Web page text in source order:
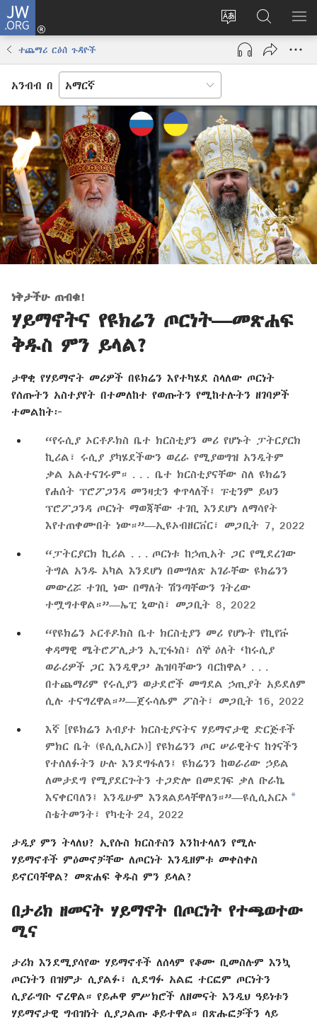
JW.ORG
የድረ
ገጹን
ቋንቋ
ግባ
(አዲስ
ዊንዶው
JW.ORG
ላይ
መፈለጊያ
ተጨማሪ ርዕሰ ጉዳዮች
አንብብ በ
ነቅታችሁ ጠብቁ!
ሃይማኖትና የዩክሬን ጦርነት—መጽሐፍ
ቅዱስ ምን ይላል?
ታዋቂ የሃይማኖት መሪዎች በዩክሬን እየተካሄደ ስላለው ጦርነት
የሰጡትን አስተያየት በተመለከተ የወጡትን የሚከተሉትን ዘገባዎች
ተመልከት፦
“የሩሲያ ኦርቶዶክስ ቤተ ክርስቲያን መሪ የሆኑት ፓትርያርክ
ኪሪል፣ ሩሲያ ያካሄደችውን ወረራ የሚያወግዝ አንዲትም
ቃል አልተናገሩም። . . . ቤተ ክርስቲያናቸው ስለ ዩክሬን
የሐሰት ፕሮፖጋንዳ መንዛቷን ቀጥላለች፤ ፑቲንም ይህን
ፕሮፖጋንዳ ጦርነት ማወጃቸው ተገቢ እንደሆነ ለማሳየት
እየተጠቀሙበት ነው።”—ኢዩኦብዘርቨር፣ መጋቢት 7, 2022
“ፓትርያርክ ኪሪል . . . ጦርነቱ ከኃጢአት ጋር የሚደረገው
ትግል አንዱ አካል እንደሆነ በመግለጽ አገራቸው ዩክሬንን
መውረሯ ተገቢ ነው በማለት ሽንጣቸውን ገትረው
ተሟግተዋል።”—ኤፒ ኒውስ፣ መጋቢት 8, 2022
“የዩክሬን ኦርቶዶክስ ቤተ ክርስቲያን መሪ የሆኑት የኪየቩ
ቀዳማዊ ሜትሮፖሊታን ኢፒፋነስ፣ ሰኞ ዕለት ‘ከሩሲያ
ወራሪዎች ጋር እንዲዋጋ’ ሕዝባቸውን ባርከዋል’ . . .
በተጨማሪም የሩሲያን ወታደሮች መግደል ኃጢያት አይደለም
ሲሉ ተናግረዋል።”—ጀሩሳሌም ፖስት፣ መጋቢት 16, 2022
እኛ [የዩክሬን አብያተ ክርስቲያናትና ሃይማኖታዊ ድርጅቶች
ምክር ቤት (ዩሲሲአርኦ)] የዩክሬንን ጦር ሠራዊትና ከጎናችን
የተሰለፉትን ሁሉ እንደግፋለን፤ ዩክሬንን ከወራሪው ኃይል
ለመታደግ የሚያደርጉትን ተጋድሎ በመደገፍ ቃለ ቡራኬ
እናቀርባለን፤ እንዲሁም እንጸልይላቸዋለን።”—ዩሲሲአርኦ a
ስቴትመንት፣ የካቲት 24, 2022
ታዲያ ምን ትላለህ? ኢየሱስ ክርስቶስን እንከተላለን የሚሉ
ሃይማኖቶች ምዕመኖቻቸው ለጦርነት እንዲዘምቱ መቀስቀስ
ይኖርባቸዋል? መጽሐፍ ቅዱስ ምን ይላል?
በታሪክ ዘመናት ሃይማኖት በጦርነት የተጫወተው
ሚና
ታሪክ እንደሚያሳየው ሃይማኖቶች ለሰላም የቆሙ ቢመስሉም እንኳ
ጦርነትን በዝምታ ሲያልፉ፣ ሲደግፉ አልፎ ተርፎም ጦርነትን
ሲያራግቡ ኖረዋል። የይሖዋ ምሥክሮች ለዘመናት እንዲህ ዓይነቱን
ሃይማኖታዊ ግብዝነት ሲያጋልጡ ቆይተዋል። በጽሑፎቻችን ላይ